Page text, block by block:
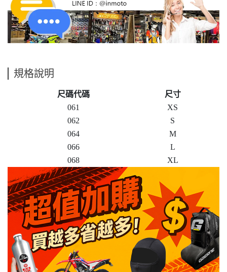
規格說明
尺碼代碼
尺寸
061
XS
062
S
064
M
066
L
068
XL